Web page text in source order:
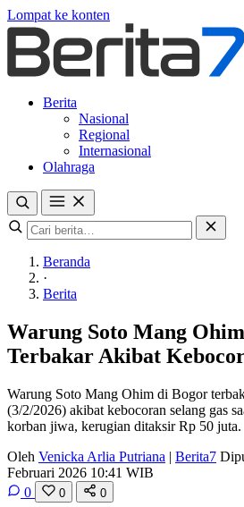
Lompat ke konten
Berita
Nasional
Regional
Internasional
Olahraga
Beranda
·
Berita
Warung Soto Mang
Terbakar Akibat
Warung Soto Mang Ohim di Bogor
(3/2/2026) akibat kebocoran selang gas
korban jiwa, kerugian ditaksir Rp 50 juta.
Oleh Venicka Arlia Putriana | Berita7
Februari 2026 10:41 WIB
0
0 0